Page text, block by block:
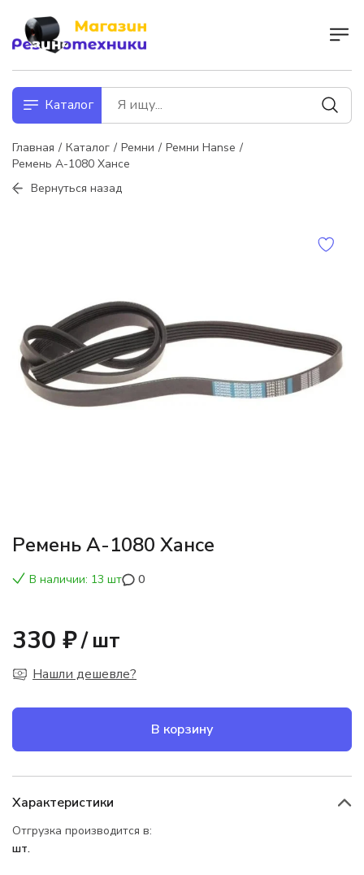
Каталог
Главная Каталог Ремни
Ремни Hanse
Ремень А-1080 Хансе
Вернуться назад
Ремень А-1080 Хансе
В наличии: 13 шт 0
330 ₽/ шт
Нашли дешевле?
В корзину
Характеристики
Отгрузка производится в:
шт.